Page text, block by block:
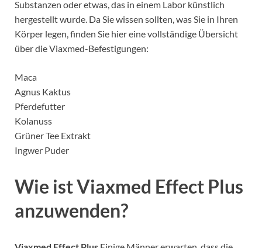
Substanzen oder etwas, das in einem Labor künstlich
hergestellt wurde. Da Sie wissen sollten, was Sie in Ihren
Körper legen, finden Sie hier eine vollständige Übersicht
über die Viaxmed-Befestigungen:
Maca
Agnus Kaktus
Pferdefutter
Kolanuss
Grüner Tee Extrakt
Ingwer Puder
Wie ist Viaxmed Effect Plus
anzuwenden?